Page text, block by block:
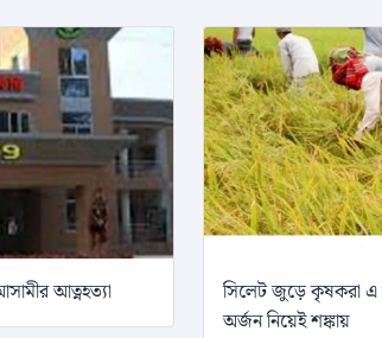
আত্নহত্যা
সিলেট জুড়ে কৃষকরা এ
অর্জন নিয়েই শঙ্কায়